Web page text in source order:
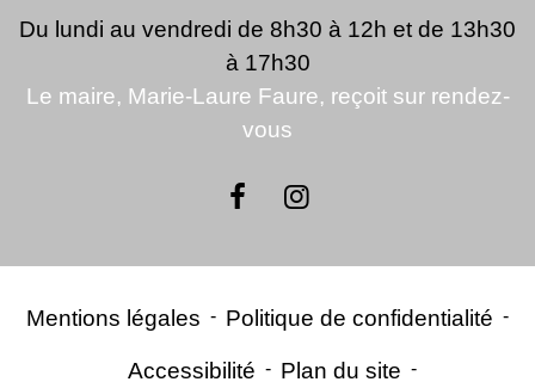
Du lundi au vendredi de 8h30 à 12h et de 13h30
à 17h30
Le maire, Marie-Laure Faure, reçoit sur rendez-
vous
Mentions légales - Politique de confidentialité -
Accessibilité - Plan du site -